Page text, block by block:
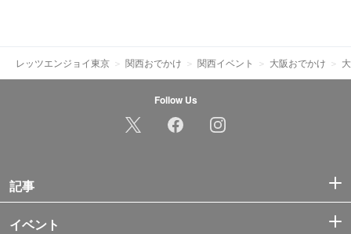
レッツエンジョイ東京 関西おでかけ 関西イベント 大阪おでかけ
Follow Us
記事
イベント